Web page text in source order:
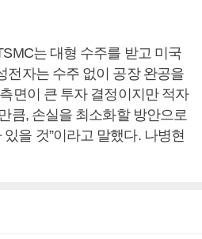
는 대형 수주를 받고 미국
전자는 수주 없이 공장 완공을
면이 큰 투자 결정이지만 적자
큼, 손실을 최소화할 방안으로
을 것”이라고 말했다. 나병현